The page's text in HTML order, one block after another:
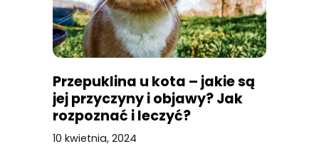
Przepuklina u kota – jakie są
jej przyczyny i objawy? Jak
rozpoznać i leczyć?
10 kwietnia, 2024